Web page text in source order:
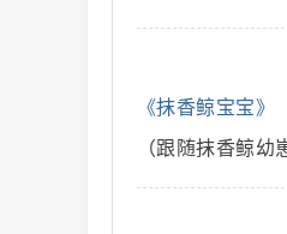
《抹香鲸宝宝》
（跟随抹香鲸